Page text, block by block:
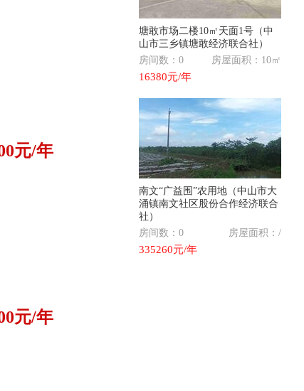
元/年
元/年
塘敢市场二楼10㎡天面1号（中
山市三乡镇塘敢经济联合社）
房间数：0
房屋面积：10㎡
16380元/年
南文“广益围”农用地（中山市大
涌镇南文社区股份合作经济联合
社）
房间数：0
房屋面积：/
335260元/年